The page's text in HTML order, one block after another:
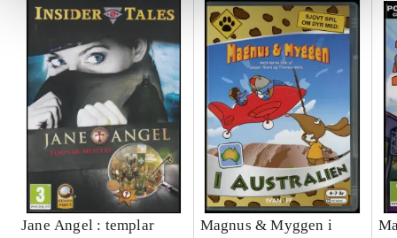
Jane Angel : templar
Magnus & Myggen i